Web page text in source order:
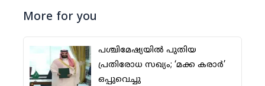
More for you
പശ്ചിമേഷ്യയില്‍ പുതിയ
പ്രതിരോധ സഖ്യം; ‘മക്ക കരാര്‍’
ഒപ്പുവെച്ചു